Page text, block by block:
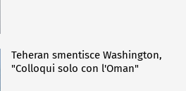
Teheran smentisce Washington,
"Colloqui solo con l'Oman"